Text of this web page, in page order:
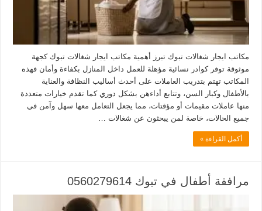
مكاتب ايجار شغالات تبوك تبرز أهمية مكاتب ايجار شغالات تبوك كجهة
موثوقة توفر كوادر نسائية مؤهلة للعمل داخل المنازل بكفاءة وأمان فهذه
المكاتب تهتم بتدريب العاملات على أحدث أساليب النظافة والعناية
بالأطفال وكبار السن، وتتابع أداءهن بشكل دوري كما تقدم خيارات متعددة
منها عاملات مقيمات أو مؤقتات، مما يجعل التعامل معها سهل وآمن في
جميع الحالات، خاصة لمن يبحثون عن شغالات …
أكمل القراءة »
مرافقة أطفال في تبوك 0560279614